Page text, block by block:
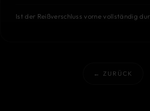
Ist der Reißverschluss vorne vollständig
← ZURÜCK